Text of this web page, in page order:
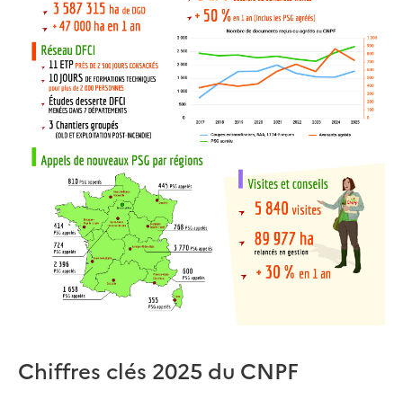
Chiffres clés 2025 du CNPF